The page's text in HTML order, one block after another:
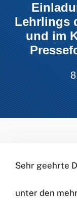
Lehrlings
und im
Sehr geehrte
unter den